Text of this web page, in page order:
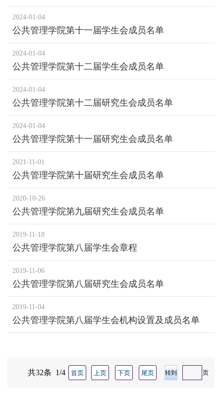
2024-01-04
公共管理学院第十一届学生会成员名单
2024-01-04
公共管理学院第十二届学生会成员名单
2024-01-04
公共管理学院第十二届研究生会成员名单
2024-01-04
公共管理学院第十一届研究生会成员名单
2021-11-01
公共管理学院第十届研究生会成员名单
2020-10-26
公共管理学院第九届研究生会成员名单
2019-11-18
公共管理学院第八届学生会章程
2019-11-06
公共管理学院第八届研究生会成员名单
2019-11-04
公共管理学院第八届学生会机构设置及成员名单
共32条 1/4 首页 上页 下页 尾页 页